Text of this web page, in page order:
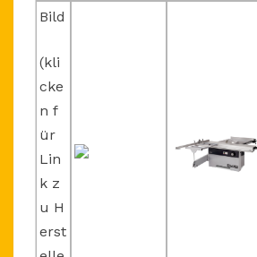
Bild
(kli
cke
n f
ür
Lin
k z
u H
erst